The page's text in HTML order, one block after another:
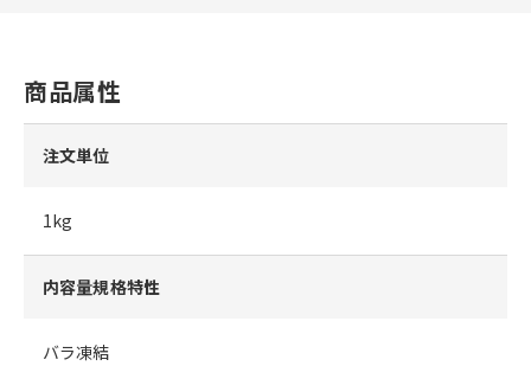
商品属性
注文単位
1kg
内容量規格特性
バラ凍結